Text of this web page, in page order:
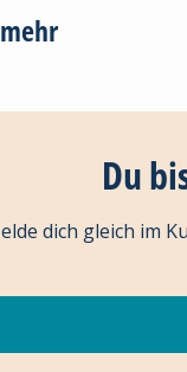
Du
dich gleich im